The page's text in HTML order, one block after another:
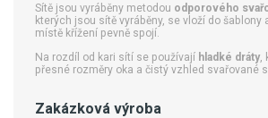
Sítě jsou vyráběny metodou odporového
kterých jsou sítě vyráběny, se vloží do šablony
místě křížení pevně spojí.
Na rozdíl od kari sítí se používají hladké dráty,
přesné rozměry oka a čistý vzhled svařované
Zakázková výroba